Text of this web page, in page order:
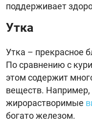
поддерживает
Утка
Утка – прекрасное
По сравнению с
этом содержит
веществ. Например,
жирорастворимые
богато железом.